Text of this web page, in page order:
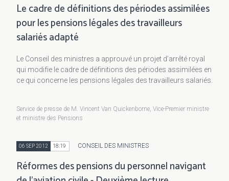
Le cadre de définitions des périodes assimilées
pour les pensions légales des travailleurs
salariés adapté
Le Conseil des ministres a approuvé un projet d’arrêté royal
qui modifie le cadre de définitions des périodes assimilées en
ce qui concerne les pensions légales des travailleurs salariés.
Service de presse de M. Vincent Van Quickenborne, Vice-Premier ministre
et ministre des Pensions
06 SEP 2012 18:19 CONSEIL DES MINISTRES
Réformes des pensions du personnel navigant